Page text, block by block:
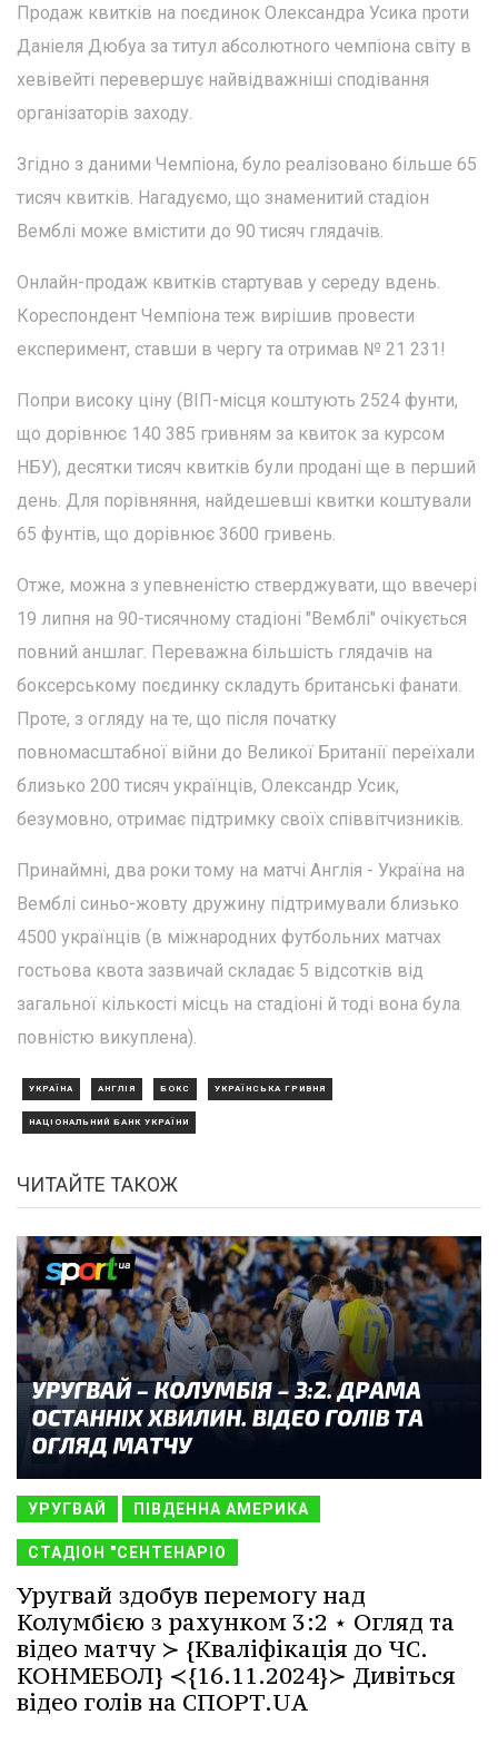
Продаж квитків на поєдинок Олександра Усика проти
Даніеля Дюбуа за титул абсолютного чемпіона світу в
хевівейті перевершує найвідважніші сподівання
організаторів заходу.
Згідно з даними Чемпіона, було реалізовано більше 65
тисяч квитків. Нагадуємо, що знаменитий стадіон
Вемблі може вмістити до 90 тисяч глядачів.
Онлайн-продаж квитків стартував у середу вдень.
Кореспондент Чемпіона теж вирішив провести
експеримент, ставши в чергу та отримав № 21 231!
Попри високу ціну (ВІП-місця коштують 2524 фунти,
що дорівнює 140 385 гривням за квиток за курсом
НБУ), десятки тисяч квитків були продані ще в перший
день. Для порівняння, найдешевші квитки коштували
65 фунтів, що дорівнює 3600 гривень.
Отже, можна з упевненістю стверджувати, що ввечері
19 липня на 90-тисячному стадіоні "Вемблі" очікується
повний аншлаг. Переважна більшість глядачів на
боксерському поєдинку складуть британські фанати.
Проте, з огляду на те, що після початку
повномасштабної війни до Великої Британії переїхали
близько 200 тисяч українців, Олександр Усик,
безумовно, отримає підтримку своїх співвітчизників.
Принаймні, два роки тому на матчі Англія - Україна на
Вемблі синьо-жовту дружину підтримували близько
4500 українців (в міжнародних футбольних матчах
гостьова квота зазвичай складає 5 відсотків від
загальної кількості місць на стадіоні й тоді вона була
повністю викуплена).
УКРАЇНА АНГЛІЯ БОКС УКРАЇНСЬКА ГРИВНЯ
НАЦІОНАЛЬНИЙ БАНК УКРАЇНИ
ЧИТАЙТЕ ТАКОЖ
УРУГВАЙ ПІВДЕННА АМЕРИКА
СТАДІОН "СЕНТЕНАРІО
Уругвай здобув перемогу над
Колумбією з рахунком 3:2 ⋆ Огляд та
відео матчу ≻ {Кваліфікація до ЧС.
КОНМЕБОЛ} ≺{16.11.2024}≻ Дивіться
відео голів на СПОРТ.UA